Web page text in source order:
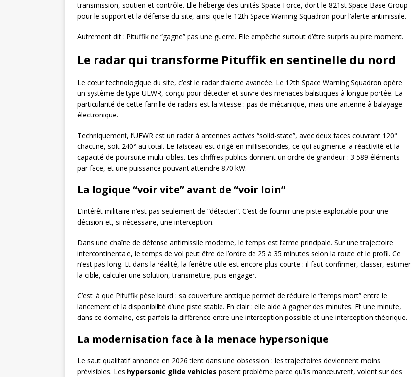
transmission, soutien et contrôle. Elle héberge des unités Space Force, dont le 821st Space Base Group
pour le support et la défense du site, ainsi que le 12th Space Warning Squadron pour l’alerte antimissile.
Autrement dit : Pituffik ne “gagne” pas une guerre. Elle empêche surtout d’être surpris au pire moment.
Le radar qui transforme Pituffik en sentinelle du nord
Le cœur technologique du site, c’est le radar d’alerte avancée. Le 12th Space Warning Squadron opère
un système de type UEWR, conçu pour détecter et suivre des menaces balistiques à longue portée. La
particularité de cette famille de radars est la vitesse : pas de mécanique, mais une antenne à balayage
électronique.
Techniquement, l’UEWR est un radar à antennes actives “solid-state”, avec deux faces couvrant 120°
chacune, soit 240° au total. Le faisceau est dirigé en millisecondes, ce qui augmente la réactivité et la
capacité de poursuite multi-cibles. Les chiffres publics donnent un ordre de grandeur : 3 589 éléments
par face, et une puissance pouvant atteindre 870 kW.
La logique “voir vite” avant de “voir loin”
L’intérêt militaire n’est pas seulement de “détecter”. C’est de fournir une piste exploitable pour une
décision et, si nécessaire, une interception.
Dans une chaîne de défense antimissile moderne, le temps est l’arme principale. Sur une trajectoire
intercontinentale, le temps de vol peut être de l’ordre de 25 à 35 minutes selon la route et le profil. Ce
n’est pas long. Et dans la réalité, la fenêtre utile est encore plus courte : il faut confirmer, classer, estimer
la cible, calculer une solution, transmettre, puis engager.
C’est là que Pituffik pèse lourd : sa couverture arctique permet de réduire le “temps mort” entre le
lancement et la disponibilité d’une piste stable. En clair : elle aide à gagner des minutes. Et une minute,
dans ce domaine, est parfois la différence entre une interception possible et une interception théorique.
La modernisation face à la menace hypersonique
Le saut qualitatif annoncé en 2026 tient dans une obsession : les trajectoires deviennent moins
prévisibles. Les hypersonic glide vehicles posent problème parce qu’ils manœuvrent, volent sur des